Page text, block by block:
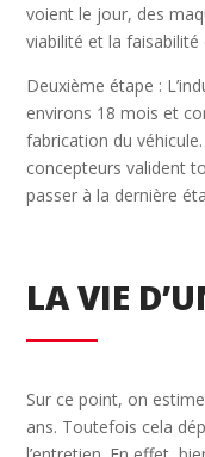
voient le jour, des
viabilité et la faisabilité
Deuxième étape :
environs 18 mois et
fabrication du
concepteurs valident
passer à la dernière
LA VIE
Sur ce point, on
ans. Toutefois cela